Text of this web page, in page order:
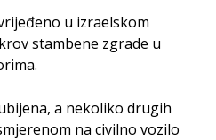
u izraelskom
stambene zgrade u
a nekoliko drugih
na civilno vozilo